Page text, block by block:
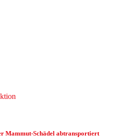
Mammut-Schädel abtransportiert